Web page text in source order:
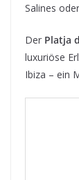
Salines
Der Platja
luxuriöse
Ibiza – ein